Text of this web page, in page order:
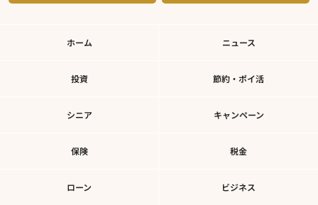
ホーム ニュース
投資 節約・ポイ活
シニア キャンペーン
保険 税金
ローン ビジネス